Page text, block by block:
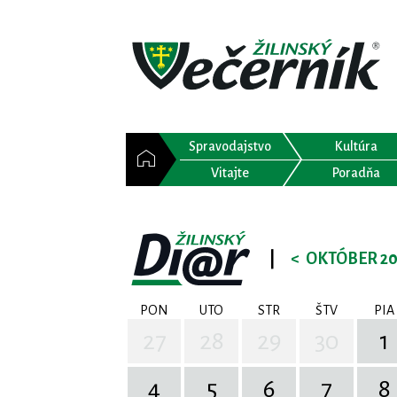
Spravodajstvo
Kultúra
Vitajte
Poradňa
< OKTÓBER
PON UTO STR ŠTV PIA
1
4
5 6 7 8